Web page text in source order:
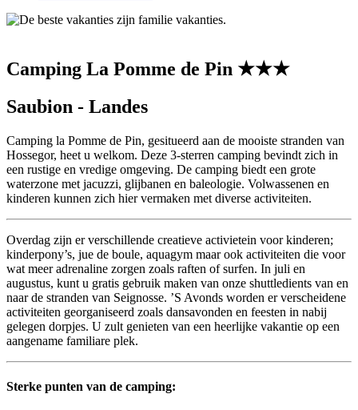
Camping La Pomme de Pin ★★★
Saubion - Landes
Camping la Pomme de Pin, gesitueerd aan de mooiste stranden van
Hossegor, heet u welkom. Deze 3-sterren camping bevindt zich in
een rustige en vredige omgeving. De camping biedt een grote
waterzone met jacuzzi, glijbanen en baleologie. Volwassenen en
kinderen kunnen zich hier vermaken met diverse activiteiten.
Overdag zijn er verschillende creatieve activietein voor kinderen;
kinderpony’s, jue de boule, aquagym maar ook activiteiten die voor
wat meer adrenaline zorgen zoals raften of surfen. In juli en
augustus, kunt u gratis gebruik maken van onze shuttledients van en
naar de stranden van Seignosse. ’S Avonds worden er verscheidene
activiteiten georganiseerd zoals dansavonden en feesten in nabij
gelegen dorpjes. U zult genieten van een heerlijke vakantie op een
aangename familiare plek.
Sterke punten van de camping: